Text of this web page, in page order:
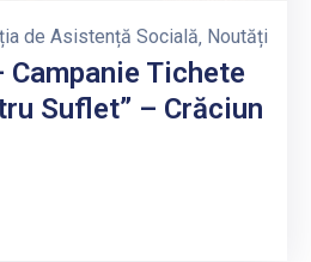
de Asistență Socială Noutăți
Tichete
Suflet” – Crăciun